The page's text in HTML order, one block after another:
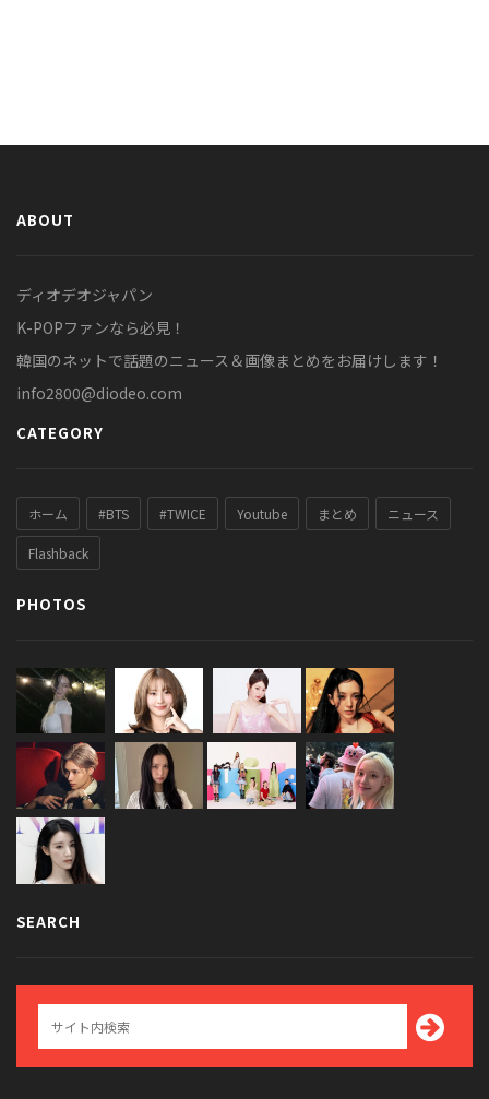
ABOUT
ディオデオジャパン
K-POPファンなら必見！
韓国のネットで話題のニュース＆画像まとめをお届けします！
info2800@diodeo.com
CATEGORY
ホーム #BTS #TWICE Youtube まとめ ニュース
Flashback
PHOTOS
SEARCH